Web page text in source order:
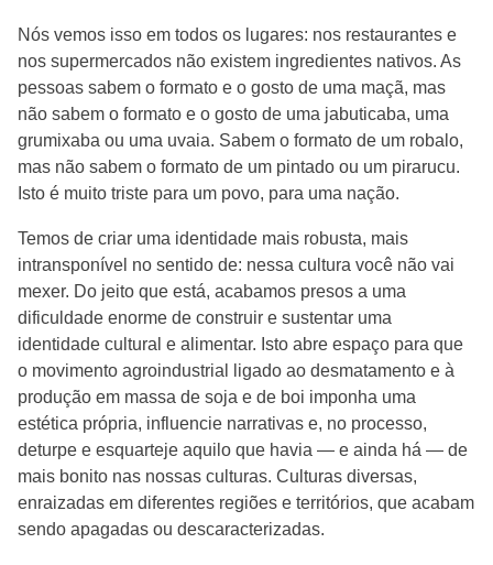
Nós vemos isso em todos os lugares: nos restaurantes e
nos supermercados não existem ingredientes nativos. As
pessoas sabem o formato e o gosto de uma maçã, mas
não sabem o formato e o gosto de uma jabuticaba, uma
grumixaba ou uma uvaia. Sabem o formato de um robalo,
mas não sabem o formato de um pintado ou um pirarucu.
Isto é muito triste para um povo, para uma nação.
Temos de criar uma identidade mais robusta, mais
intransponível no sentido de: nessa cultura você não vai
mexer. Do jeito que está, acabamos presos a uma
dificuldade enorme de construir e sustentar uma
identidade cultural e alimentar. Isto abre espaço para que
o movimento agroindustrial ligado ao desmatamento e à
produção em massa de soja e de boi imponha uma
estética própria, influencie narrativas e, no processo,
deturpe e esquarteje aquilo que havia — e ainda há — de
mais bonito nas nossas culturas. Culturas diversas,
enraizadas em diferentes regiões e territórios, que acabam
sendo apagadas ou descaracterizadas.